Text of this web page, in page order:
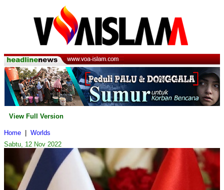
View Full Version
Home
Worlds
Sabtu, 12 Nov 2022